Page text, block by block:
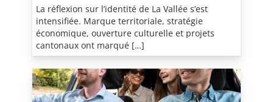
La réflexion sur l’identité de La Vallée s’est
intensifiée. Marque territoriale, stratégie
économique, ouverture culturelle et projets
cantonaux ont marqué […]